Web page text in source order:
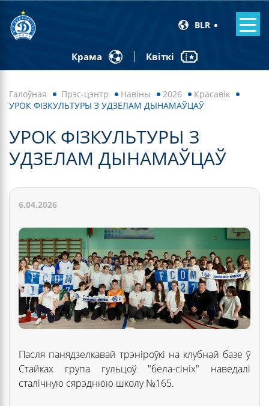
BLR
Крама Квіткі
Галоўная Прэс-цэнтр Навiны 2026
Красавік
УРОК ФІЗКУЛЬТУРЫ З УДЗЕЛАМ ДЫНАМАЎЦАЎ
УРОК ФІЗКУЛЬТУРЫ З
УДЗЕЛАМ ДЫНАМАЎЦАЎ
6.04.2026
Пасля панядзелкавай трэніроўкі на клубнай базе ў
Стайках група гульцоў "бела-сініх" наведалі
сталічную сярэднюю школу №165.